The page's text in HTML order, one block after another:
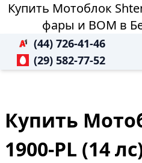
Купить Мотоблок
фары и ВОМ в
(44) 726-41-46
(29) 582-77-52
Купить
1900-PL (14